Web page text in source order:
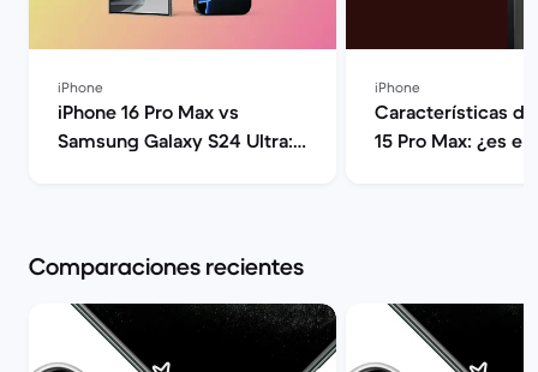
iPhone
iPhone 16 Pro Max vs
Samsung Galaxy S24 Ultra:
iPhone
Características
15 Pro Max: ¿es el
Comparaciones recientes